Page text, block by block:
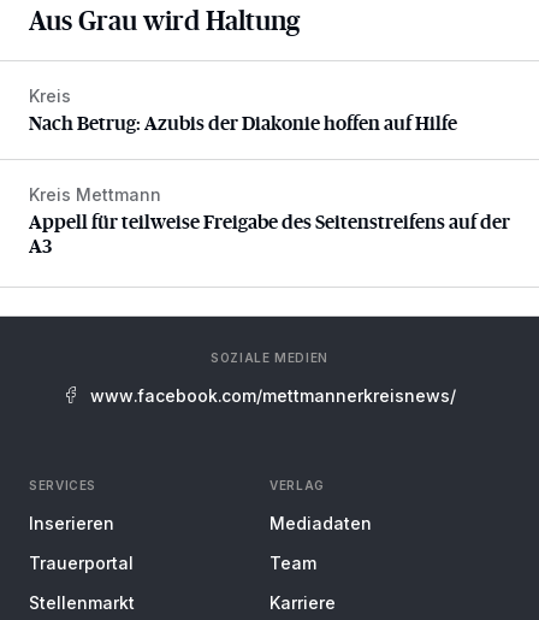
Aus Grau wird Haltung
Nach Betrug: Azubis der Diakonie hoffen auf Hilfe
Kreis
Nach Betrug: Azubis der Diakonie hoffen auf Hilfe
Appell für teilweise Freigabe des Seitenstreifens auf der A3
Kreis Mettmann
Appell für teilweise Freigabe des Seitenstreifens auf der
A3
SOZIALE MEDIEN
www.facebook.com/mettmannerkreisnews/
SERVICES
Inserieren
Trauerportal
Stellenmarkt
VERLAG
Mediadaten
Team
Karriere